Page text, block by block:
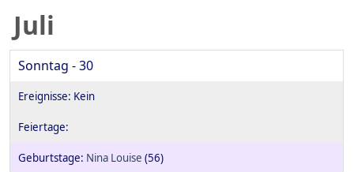
Juli
Sonntag - 30
Nina Louise (56)